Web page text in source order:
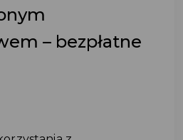
– bezpłatne